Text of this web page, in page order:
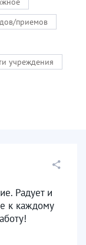
приемов
учреждения
Радует и
к каждому